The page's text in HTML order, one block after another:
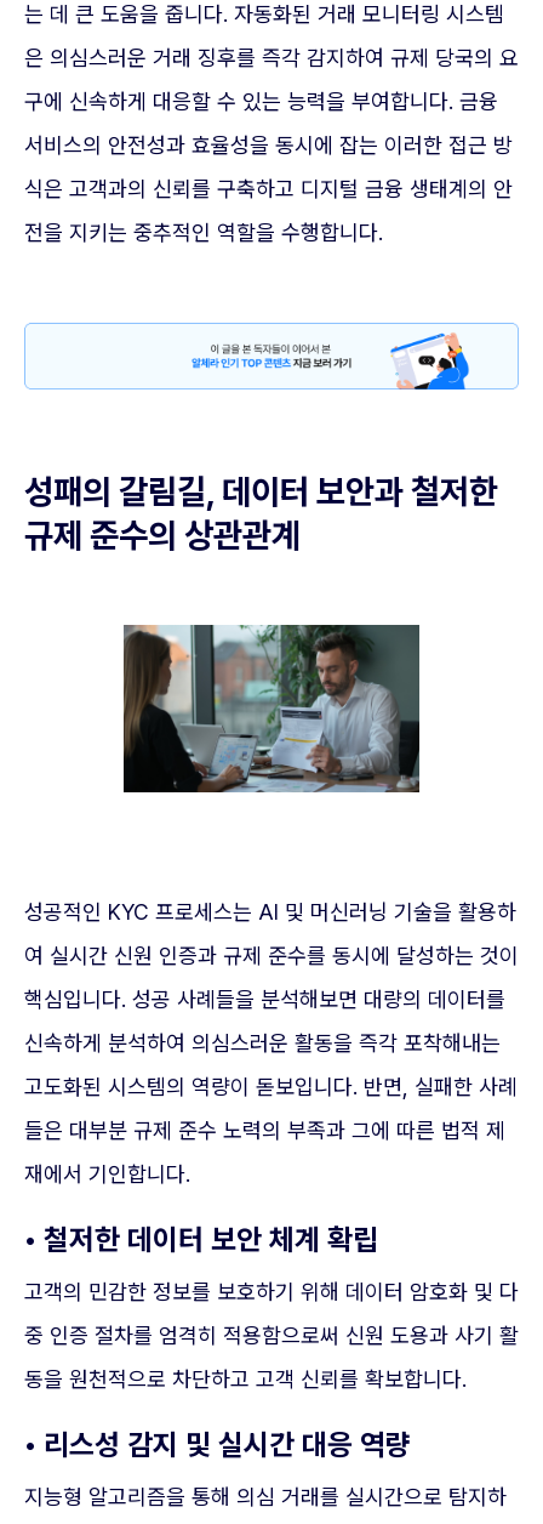
는 데 큰 도움을 줍니다. 자동화된 거래 모니터링 시스템
은 의심스러운 거래 징후를 즉각 감지하여 규제 당국의 요
구에 신속하게 대응할 수 있는 능력을 부여합니다. 금융
서비스의 안전성과 효율성을 동시에 잡는 이러한 접근 방
식은 고객과의 신뢰를 구축하고 디지털 금융 생태계의 안
전을 지키는 중추적인 역할을 수행합니다.
성패의 갈림길, 데이터 보안과 철저한
규제 준수의 상관관계
성공적인 KYC 프로세스는 AI 및 머신러닝 기술을 활용하
여 실시간 신원 인증과 규제 준수를 동시에 달성하는 것이
핵심입니다. 성공 사례들을 분석해보면 대량의 데이터를
신속하게 분석하여 의심스러운 활동을 즉각 포착해내는
고도화된 시스템의 역량이 돋보입니다. 반면, 실패한 사례
들은 대부분 규제 준수 노력의 부족과 그에 따른 법적 제
재에서 기인합니다.
• 철저한 데이터 보안 체계 확립
고객의 민감한 정보를 보호하기 위해 데이터 암호화 및 다
중 인증 절차를 엄격히 적용함으로써 신원 도용과 사기 활
동을 원천적으로 차단하고 고객 신뢰를 확보합니다.
• 리스성 감지 및 실시간 대응 역량
지능형 알고리즘을 통해 의심 거래를 실시간으로 탐지하